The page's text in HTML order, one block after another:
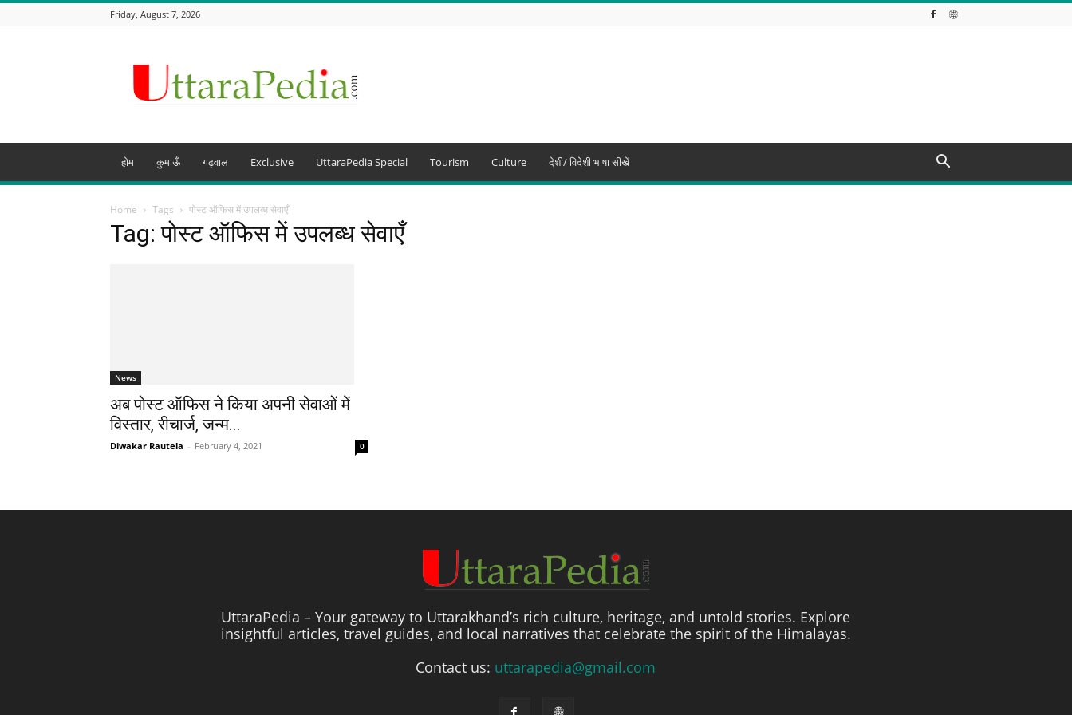
Friday, August 7, 2026
The
of
Uttarakhand
beyond
होम कुमाऊँ गढ़वाल Exclusive UttaraPedia Special Tourism Culture देशी/ विदेशी भाषा सीखें
Home Tags पोस्ट ऑफिस में उपलब्ध सेवाएँ
Tag: पोस्ट ऑफिस में उपलब्ध सेवाएँ
News
अब पोस्ट ऑफिस ने किया अपनी सेवाओं में
विस्तार, रीचार्ज, जन्म...
Diwakar Rautela - February 4, 2021 0
UttaraPedia – Your gateway to Uttarakhand’s rich culture, heritage, and untold stories. Explore
insightful articles, travel guides, and local narratives that celebrate the spirit of the Himalayas.
Contact us: uttarapedia@gmail.com